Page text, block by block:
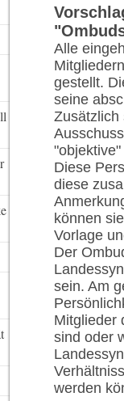
Alle
gestellt.
seine
Zusätzlich
Diese
diese
können
Vorlage
Der
sein. Am
Mitglieder
sind oder
werden